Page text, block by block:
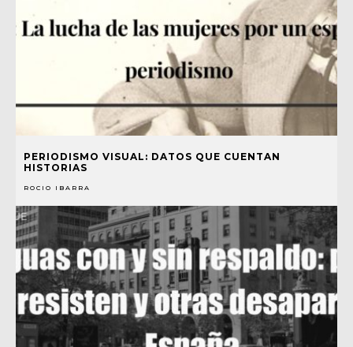
PERIODISMO VISUAL: DATOS QUE CUENTAN
HISTORIAS
ROCIO IBARRA